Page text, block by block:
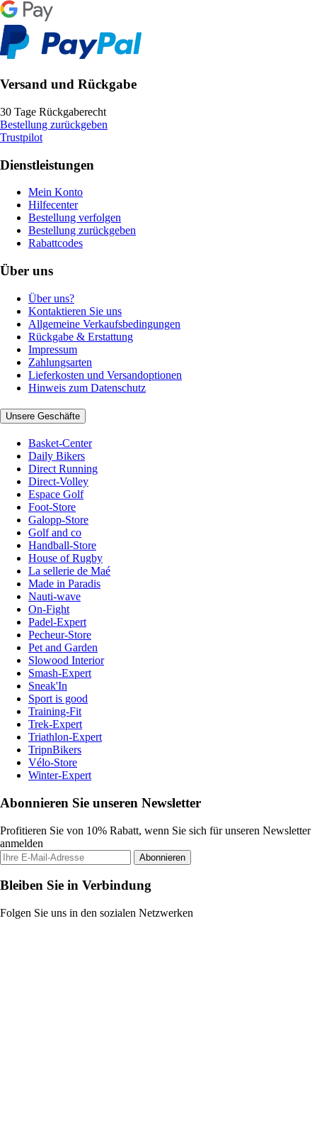
Versand und Rückgabe
30 Tage Rückgaberecht
Bestellung zurückgeben
Trustpilot
Dienstleistungen
Mein Konto
Hilfecenter
Bestellung verfolgen
Bestellung zurückgeben
Rabattcodes
Über uns
Über uns?
Kontaktieren Sie uns
Allgemeine Verkaufsbedingungen
Rückgabe & Erstattung
Impressum
Zahlungsarten
Lieferkosten und Versandoptionen
Hinweis zum Datenschutz
Unsere Geschäfte
Basket-Center
Daily Bikers
Direct Running
Direct-Volley
Espace Golf
Foot-Store
Galopp-Store
Golf and co
Handball-Store
House of Rugby
La sellerie de Maé
Made in Paradis
Nauti-wave
On-Fight
Padel-Expert
Pecheur-Store
Pet and Garden
Slowood Interior
Smash-Expert
Sneak'In
Sport is good
Training-Fit
Trek-Expert
Triathlon-Expert
TripnBikers
Vélo-Store
Winter-Expert
Abonnieren Sie unseren Newsletter
Profitieren Sie von 10% Rabatt, wenn Sie sich für unseren Newsletter
anmelden
Abonnieren
Bleiben Sie in Verbindung
Folgen Sie uns in den sozialen Netzwerken